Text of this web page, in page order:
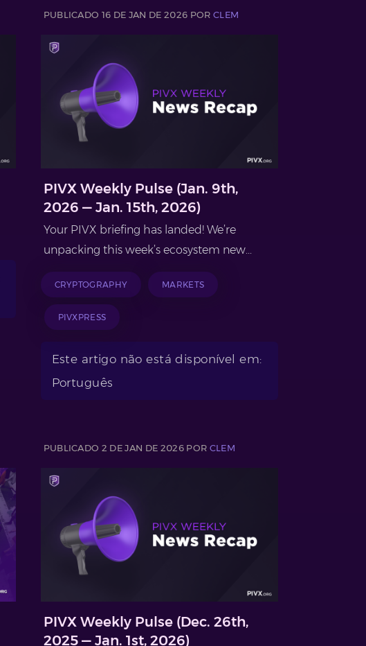
PUBLICADO 16 DE JAN DE 2026 POR CLEM
PIVX Weekly Pulse (Jan. 9th,
2026 — Jan. 15th, 2026)
Your PIVX briefing has landed! We’re
unpacking this week’s ecosystem new...
CRYPTOGRAPHY MARKETS
PIVXPRESS
Este artigo não está disponível em:
Português
PUBLICADO 2 DE JAN DE 2026 POR CLEM
PIVX Weekly Pulse (Dec. 26th,
2025 — Jan. 1st, 2026)